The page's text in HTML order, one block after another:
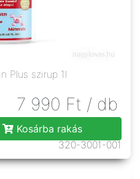
Plus szirup 1l
7 990 Ft / db
Kosárba rakás
320-3001-001